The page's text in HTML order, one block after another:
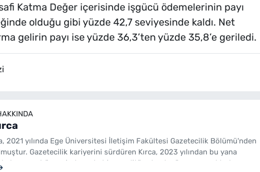
Katma Değer içerisinde işgücü ödemelerinin payı
olduğu gibi yüzde 42,7 seviyesinde kaldı. Net
gelirin payı ise yüzde 36,3’ten yüzde 35,8’e geriledi.
2021 yılında Ege Üniversitesi İletişim Fakültesi Gazetecilik Bölümü'nden
Gazetecilik kariyerini sürdüren Kırca, 2023 yılından bu yana
bünyesinde muhabir ve editör olarak görev yapmaktadır.